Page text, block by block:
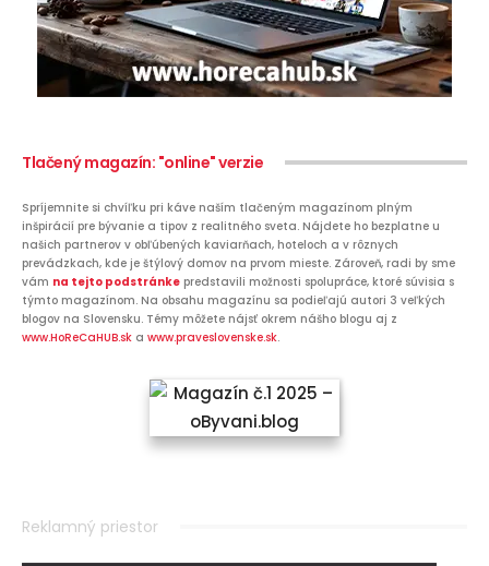
Tlačený magazín: "online" verzie
Spríjemnite si chvíľku pri káve naším tlačeným magazínom plným
inšpirácií pre bývanie a tipov z realitného sveta. Nájdete ho bezplatne u
našich partnerov v obľúbených kaviarňach, hoteloch a v rôznych
prevádzkach, kde je štýlový domov na prvom mieste. Zároveň, radi by sme
vám na tejto podstránke predstavili možnosti spolupráce, ktoré súvisia s
týmto magazínom. Na obsahu magazínu sa podieľajú autori 3 veľkých
blogov na Slovensku. Témy môžete nájsť okrem nášho blogu aj z
www.HoReCaHUB.sk a www.praveslovenske.sk.
Reklamný priestor